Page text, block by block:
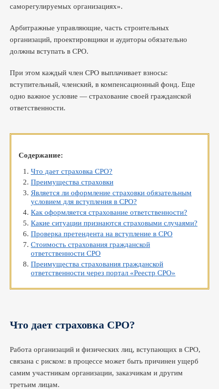
саморегулируемых организациях».
Арбитражные управляющие, часть строительных
организаций, проектировщики и аудиторы обязательно
должны вступать в СРО.
При этом каждый член СРО выплачивает взносы:
вступительный, членский, в компенсационный фонд. Еще
одно важное условие — страхование своей гражданской
ответственности.
Содержание:
Что дает страховка СРО?
Преимущества страховки
Является ли оформление страховки обязательным
условием для вступления в СРО?
Как оформляется страхование ответственности?
Какие ситуации признаются страховыми случаями?
Проверка претендента на вступление в СРО
Стоимость страхования гражданской
ответственности СРО
Преимущества страхования гражданской
ответственности через портал «Реестр СРО»
Что дает страховка СРО?
Работа организаций и физических лиц, вступающих в СРО,
связана с риском: в процессе может быть причинен ущерб
самим участникам организации, заказчикам и другим
третьим лицам.